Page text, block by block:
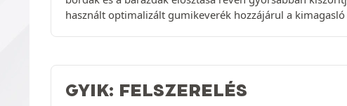
használt optimalizált gumikeverék hozzájárul a
GYIK: FELSZERELÉS